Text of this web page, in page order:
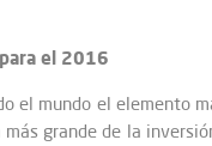
el 2016
el mundo el elemento
grande de la